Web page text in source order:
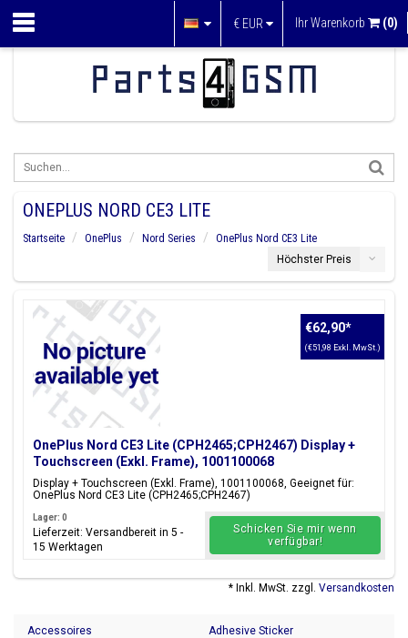
€ EUR Ihr Warenkorb (0)
ONEPLUS NORD CE3 LITE
Startseite OnePlus Nord Series
OnePlus Nord CE3 Lite
Höchster Preis
OnePlus Nord CE3 Lite (CPH2465;CPH2467) Display +
Touchscreen (Exkl. Frame), 1001100068
Display + Touchscreen (Exkl. Frame), 1001100068, Geeignet für:
OnePlus Nord CE3 Lite (CPH2465;CPH2467)
€62,90*
(€51,98 Exkl. MwSt.)
Lager: 0
Lieferzeit: Versandbereit in 5 -
15 Werktagen
Schicken Sie mir wenn
verfügbar!
* Inkl. MwSt. zzgl. Versandkosten
Accessoires
Adhesive Sticker